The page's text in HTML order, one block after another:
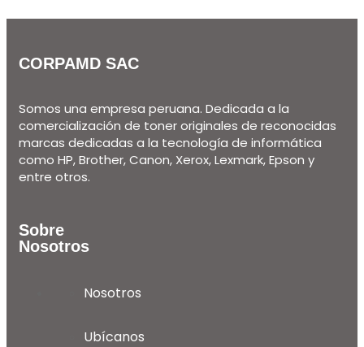
CORPAMD SAC
Somos una empresa peruana. Dedicada a la
comercialización de toner originales de reconocidas
marcas dedicadas a la tecnología de informática
como HP, Brother, Canon, Xerox, Lexmark, Epson y
entre otros.
Sobre
Nosotros
Nosotros
Ubícanos